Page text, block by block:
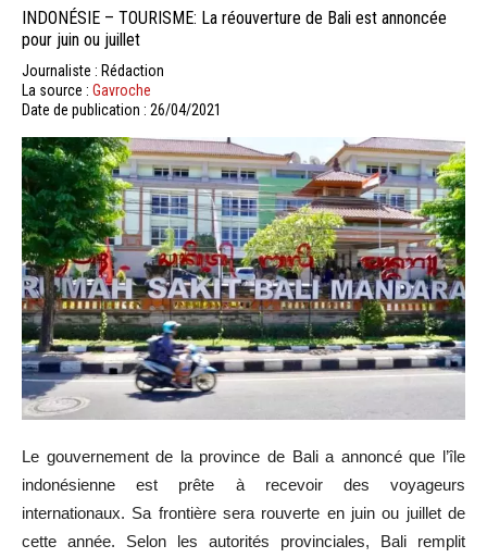
INDONÉSIE – TOURISME: La réouverture de Bali est annoncée
pour juin ou juillet
Journaliste : Rédaction
La source : Gavroche
Date de publication : 26/04/2021
Le gouvernement de la province de Bali a annoncé que l’île
indonésienne est prête à recevoir des voyageurs
internationaux. Sa frontière sera rouverte en juin ou juillet de
cette année. Selon les autorités provinciales, Bali remplit